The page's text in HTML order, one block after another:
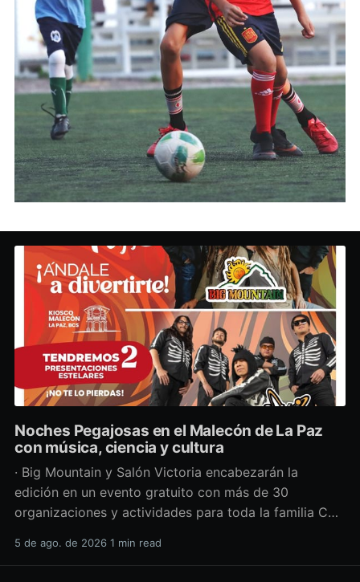
Noches Pegajosas en el Malecón de La Paz
con música, ciencia y cultura
· Big Mountain y Salón Victoria encabezarán la
edición en un evento gratuito con más de 30
organizaciones y actividades para toda la familia Con
divulgación científica y actividades culturales
5 de ago. de 2026 1 min read